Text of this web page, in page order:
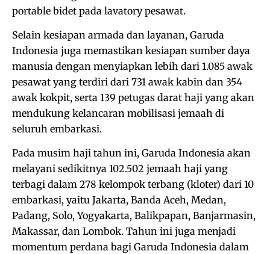
portable bidet pada lavatory pesawat.
Selain kesiapan armada dan layanan, Garuda
Indonesia juga memastikan kesiapan sumber daya
manusia dengan menyiapkan lebih dari 1.085 awak
pesawat yang terdiri dari 731 awak kabin dan 354
awak kokpit, serta 139 petugas darat haji yang akan
mendukung kelancaran mobilisasi jemaah di
seluruh embarkasi.
Pada musim haji tahun ini, Garuda Indonesia akan
melayani sedikitnya 102.502 jemaah haji yang
terbagi dalam 278 kelompok terbang (kloter) dari 10
embarkasi, yaitu Jakarta, Banda Aceh, Medan,
Padang, Solo, Yogyakarta, Balikpapan, Banjarmasin,
Makassar, dan Lombok. Tahun ini juga menjadi
momentum perdana bagi Garuda Indonesia dalam